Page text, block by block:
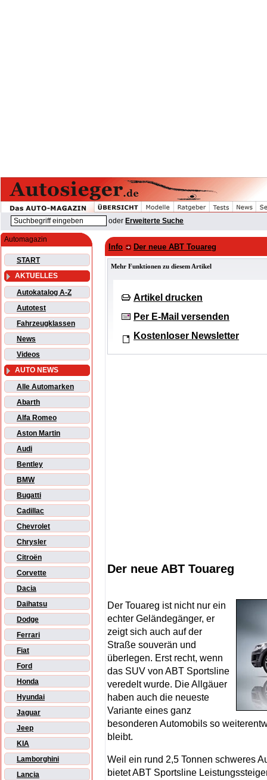
oder Erweiterte Suche
Automagazin
START
AKTUELLES
Autokatalog A-Z
Autotest
Fahrzeugklassen
News
Videos
AUTO NEWS
Alle Automarken
Abarth
Alfa Romeo
Aston Martin
Audi
Bentley
BMW
Bugatti
Cadillac
Chevrolet
Chrysler
Citroën
Corvette
Dacia
Daihatsu
Dodge
Ferrari
Fiat
Ford
Honda
Hyundai
Jaguar
Jeep
KIA
Lamborghini
Lancia
Info Der neue ABT Touareg
Mehr Funktionen zu diesem Artikel
Artikel drucken
Per E-Mail versenden
Kostenloser Newsletter
Der neue ABT Touareg
Der Touareg ist nicht nur ein
echter Geländegänger, er
zeigt sich auch auf der
Straße souverän und
überlegen. Erst recht, wenn
das SUV von ABT Sportsline
veredelt wurde. Die Allgäuer
haben auch die neueste
Variante eines ganz
besonderen Automobils so
bleibt.
Weil ein rund 2,5 Tonnen schweres
bietet ABT Sportsline